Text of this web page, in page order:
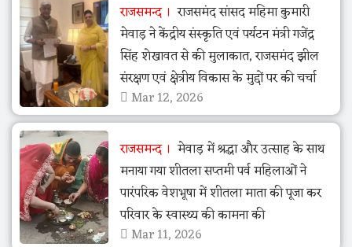
राजसमन्द
राजसमंद सांसद महिमा कुमारी
मेवाड़ ने केंद्रीय संस्कृति एवं पर्यटन मंत्री गजेंद्र
सिंह शेखावत से की मुलाकात, राजसमंद झील
संरक्षण एवं क्षेत्रीय विकास के मुद्दों पर की चर्चा
Mar 12, 2026
राजसमन्द
मेवाड़ में श्रद्धा और उत्साह के साथ
मनाया गया शीतला सप्तमी पर्व महिलाओं ने
पारंपरिक वेशभूषा में शीतला माता की पूजा कर
परिवार के स्वास्थ्य की कामना की
Mar 11, 2026